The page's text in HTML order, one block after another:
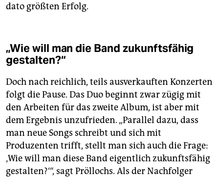
dato größten Erfolg.
„Wie will man die Band zukunftsfähig
gestalten?“
Doch nach reichlich, teils ausverkauften Konzerten
folgt die Pause. Das Duo beginnt zwar zügig mit
den Arbeiten für das zweite Album, ist aber mit
dem Ergebnis unzufrieden. „Parallel dazu, dass
man neue Songs schreibt und sich mit
Produzenten trifft, stellt man sich auch die Frage:
‚Wie will man diese Band eigentlich zukunftsfähig
gestalten?‘ “, sagt Pröllochs. Als der Nachfolger